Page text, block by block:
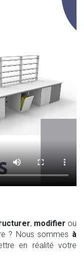
, modifier ou
? Nous sommes à
en réalité votre